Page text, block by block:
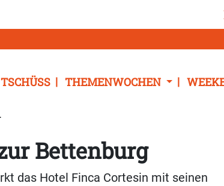
TSCHÜSS THEMENWOCHEN
Bettenburg
das Hotel Finca Cortesin mit seinen